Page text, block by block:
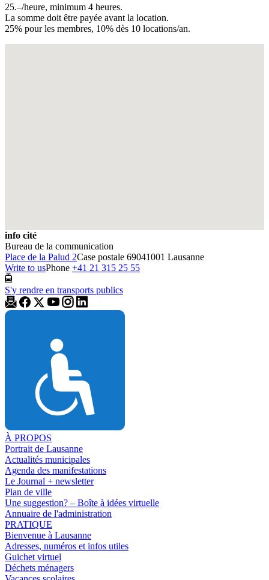
25.–/heure, minimum 4 heures.
La somme doit être payée avant la location.
25% pour les membres, 10% dès 10 locations/an.
info cité
Bureau de la communication
Place de la Palud 2Case postale 69041001 Lausanne
Write to usPhone +41 21 315 25 55
S'y rendre en transports publics
À PROPOS
Portrait de Lausanne
Actualités municipales
Agenda des manifestations
Le Journal + newsletter
Plan de ville
Une suggestion? – Boîte à idées virtuelle
Annuaire de l'administration
PRATIQUE
Bienvenue à Lausanne
Adresses, numéros et infos utiles
Guichet virtuel
Déchets ménagers